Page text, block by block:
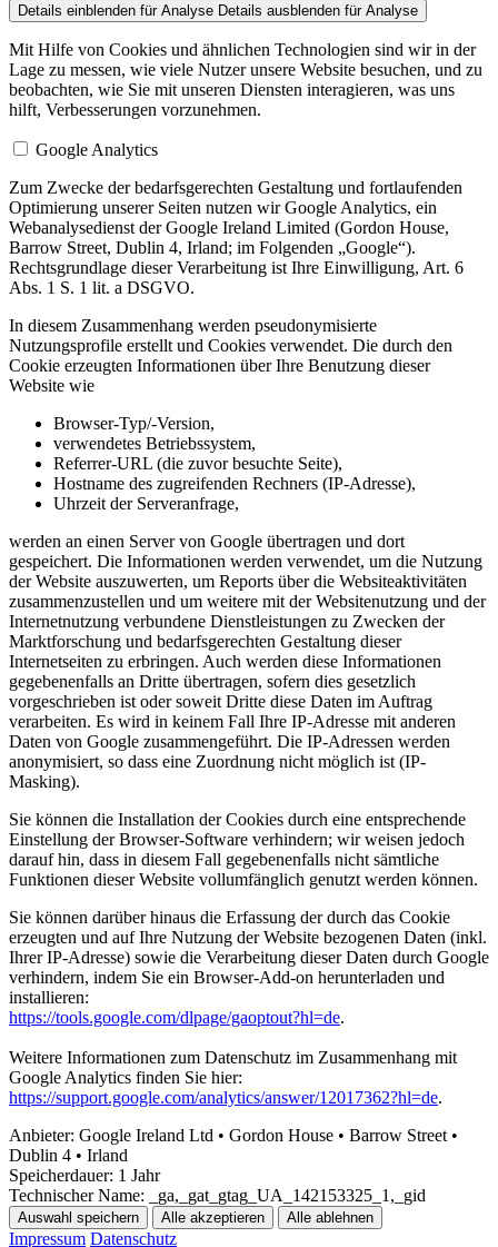
Details einblenden für Analyse Details ausblenden für Analyse
Mit Hilfe von Cookies und ähnlichen Technologien sind wir in der
Lage zu messen, wie viele Nutzer unsere Website besuchen, und zu
beobachten, wie Sie mit unseren Diensten interagieren, was uns
hilft, Verbesserungen vorzunehmen.
Google Analytics
Zum Zwecke der bedarfsgerechten Gestaltung und fortlaufenden
Optimierung unserer Seiten nutzen wir Google Analytics, ein
Webanalysedienst der Google Ireland Limited (Gordon House,
Barrow Street, Dublin 4, Irland; im Folgenden „Google“).
Rechtsgrundlage dieser Verarbeitung ist Ihre Einwilligung, Art. 6
Abs. 1 S. 1 lit. a DSGVO.
In diesem Zusammenhang werden pseudonymisierte
Nutzungsprofile erstellt und Cookies verwendet. Die durch den
Cookie erzeugten Informationen über Ihre Benutzung dieser
Website wie
Browser-Typ/-Version,
verwendetes Betriebssystem,
Referrer-URL (die zuvor besuchte Seite),
Hostname des zugreifenden Rechners (IP-Adresse),
Uhrzeit der Serveranfrage,
werden an einen Server von Google übertragen und dort
gespeichert. Die Informationen werden verwendet, um die Nutzung
der Website auszuwerten, um Reports über die Websiteaktivitäten
zusammenzustellen und um weitere mit der Websitenutzung und der
Internetnutzung verbundene Dienstleistungen zu Zwecken der
Marktforschung und bedarfsgerechten Gestaltung dieser
Internetseiten zu erbringen. Auch werden diese Informationen
gegebenenfalls an Dritte übertragen, sofern dies gesetzlich
vorgeschrieben ist oder soweit Dritte diese Daten im Auftrag
verarbeiten. Es wird in keinem Fall Ihre IP-Adresse mit anderen
Daten von Google zusammengeführt. Die IP-Adressen werden
anonymisiert, so dass eine Zuordnung nicht möglich ist (IP-
Masking).
Sie können die Installation der Cookies durch eine entsprechende
Einstellung der Browser-Software verhindern; wir weisen jedoch
darauf hin, dass in diesem Fall gegebenenfalls nicht sämtliche
Funktionen dieser Website vollumfänglich genutzt werden können.
Sie können darüber hinaus die Erfassung der durch das Cookie
erzeugten und auf Ihre Nutzung der Website bezogenen Daten (inkl.
Ihrer IP-Adresse) sowie die Verarbeitung dieser Daten durch Google
verhindern, indem Sie ein Browser-Add-on herunterladen und
installieren:
https://tools.google.com/dlpage/gaoptout?hl=de.
Weitere Informationen zum Datenschutz im Zusammenhang mit
Google Analytics finden Sie hier:
https://support.google.com/analytics/answer/12017362?hl=de.
Anbieter: Google Ireland Ltd • Gordon House • Barrow Street •
Dublin 4 • Irland
Speicherdauer: 1 Jahr
Technischer Name: _ga,_gat_gtag_UA_142153325_1,_gid
Auswahl speichern Alle akzeptieren Alle ablehnen
Impressum Datenschutz